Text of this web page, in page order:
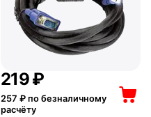
‍219‍₽
257 ₽ по безналичному
расчёту